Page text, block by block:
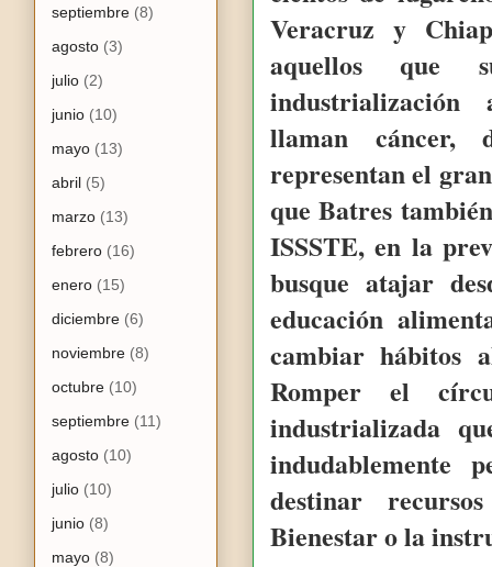
Veracruz y
aquellos que
industrialización
llaman cáncer,
representan el
que Batres
ISSSTE, en la
busque atajar
educación
cambiar hábitos
Romper el
industrializada
indudablemente
destinar
Bienestar o la
septiembre (8)
agosto (3)
julio (2)
junio (10)
mayo (13)
abril (5)
marzo (13)
febrero (16)
enero (15)
diciembre (6)
noviembre (8)
octubre (10)
septiembre (11)
agosto (10)
julio (10)
junio (8)
mayo (8)